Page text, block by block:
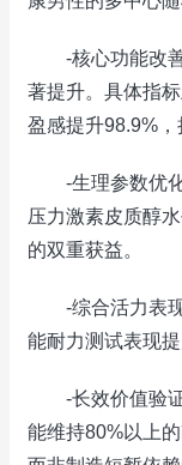
-核心功能改善
著提升。具体指
盈感提升98.9%，
-生理参数优化
压力激素皮质醇
的双重获益。
-综合活力表现
能耐力测试表现提
-长效价值验证
能维持80%以上